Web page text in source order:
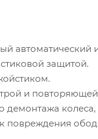
автоматический
защитой.
и
демонтажа колеса,
повреждения